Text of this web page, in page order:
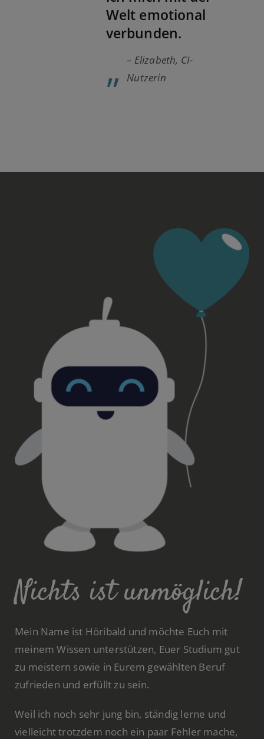
Welt emotional
verbunden.
„
– Elizabeth, CI-
Nutzerin
Nichts ist unmöglich!
Mein Name ist Höribald und möchte Euch mit
meinem Wissen unterstützen, Euer Studium gut
zu meistern sowie in Eurem gewählten Beruf
zufrieden und erfüllt zu sein.
Weil ich noch sehr jung bin, ständig lerne und
vielleicht trotzdem noch ein paar Fehler mache,